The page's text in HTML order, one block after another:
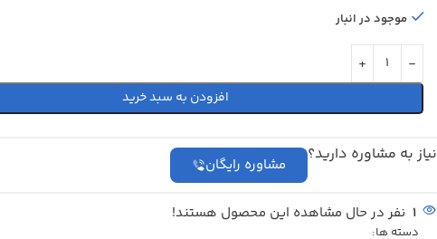
موجود در انبار
افزودن به سبد خرید
نیاز به مشاوره دارید؟ مشاوره رایگان
1 نفر در حال مشاهده این محصول هستند!
دسته ها: